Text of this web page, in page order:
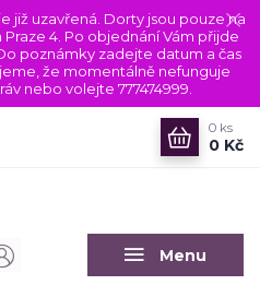
již uzavřená. Dorty jsou pouze na
4. Po objednání Vám přijde
poznámky zadejte datum a čas
že momentálně nefunguje
nebo volejte 777474999.
Menu
0 ks
0 Kč